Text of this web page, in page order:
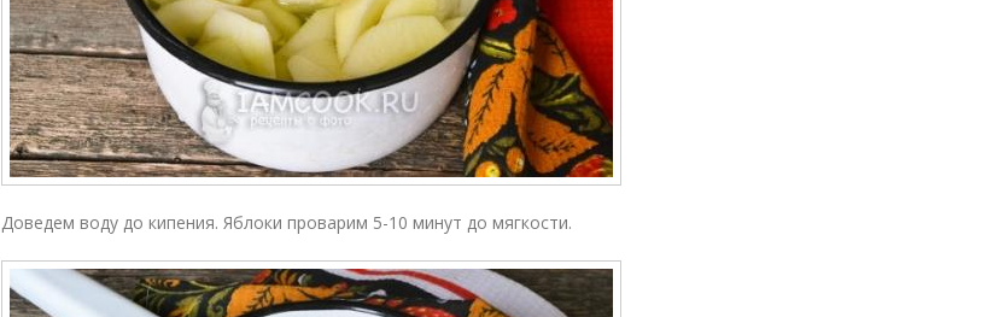
Доведем воду до кипения. Яблоки проварим 5-10 минут до мягкости.